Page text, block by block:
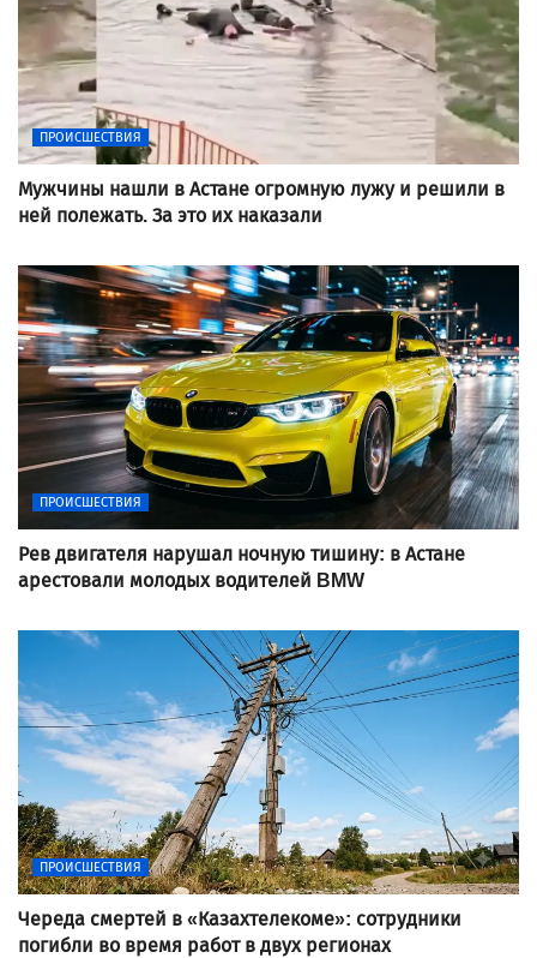
ПРОИСШЕСТВИЯ
Мужчины нашли в Астане огромную лужу и решили в
ней полежать. За это их наказали
ПРОИСШЕСТВИЯ
Рев двигателя нарушал ночную тишину: в Астане
арестовали молодых водителей BMW
ПРОИСШЕСТВИЯ
Череда смертей в «Казахтелекоме»: сотрудники
погибли во время работ в двух регионах